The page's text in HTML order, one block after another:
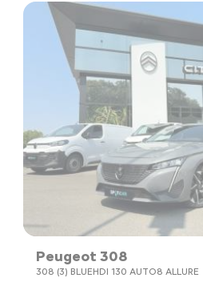
Peugeot 308
308 (3) BLUEHDI 130 AUTO8 ALLURE